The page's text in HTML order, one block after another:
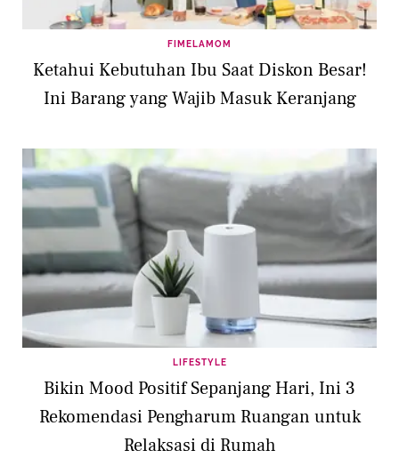
FIMELAMOM
Ketahui Kebutuhan Ibu Saat Diskon Besar!
Ini Barang yang Wajib Masuk Keranjang
LIFESTYLE
Bikin Mood Positif Sepanjang Hari, Ini 3
Rekomendasi Pengharum Ruangan untuk
Relaksasi di Rumah